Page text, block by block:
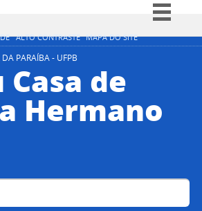
ALTO CONTRASTE MAPA DO SITE
Simplifique!
Participe
Legislação
PARAÍBA - UFPB
de
Hermano